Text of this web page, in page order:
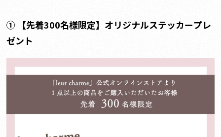
① 【先着300名様限定】オリジナルステッカープレ
ゼント